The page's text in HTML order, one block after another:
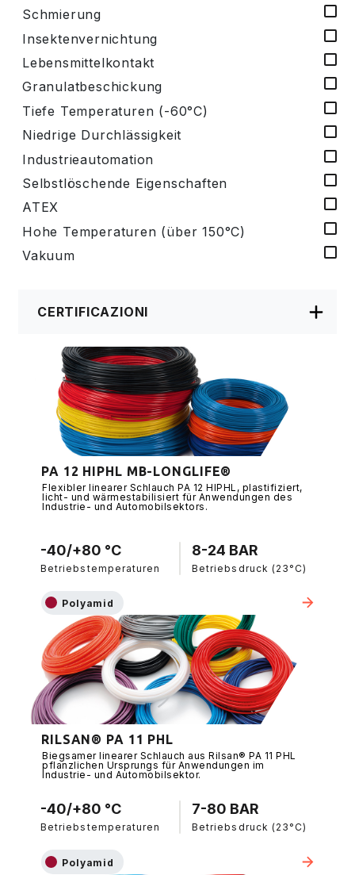
Schmierung
Insektenvernichtung
Lebensmittelkontakt
Granulatbeschickung
Tiefe Temperaturen (-60°C)
Niedrige Durchlässigkeit
Industrieautomation
Selbstlöschende Eigenschaften
ATEX
Hohe Temperaturen (über 150°C)
Vakuum
CERTIFICAZIONI
PA 12 HIPHL MB-LONGLIFE®
Flexibler linearer Schlauch PA 12 HIPHL, plastifiziert,
licht- und wärmestabilisiert für Anwendungen des
Industrie- und Automobilsektors.
-40/+80 °C
Betriebstemperaturen
8-24 BAR
Betriebsdruck (23°C)
Polyamid
RILSAN® PA 11 PHL
Biegsamer linearer Schlauch aus Rilsan® PA 11 PHL
pflanzlichen Ursprungs für Anwendungen im
Industrie- und Automobilsektor.
-40/+80 °C
Betriebstemperaturen
7-80 BAR
Betriebsdruck (23°C)
Polyamid